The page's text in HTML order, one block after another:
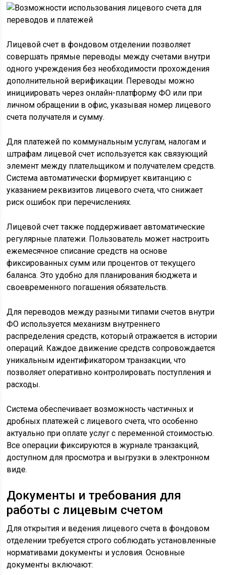
Лицевой счет в фондовом отделении позволяет
совершать прямые переводы между счетами внутри
одного учреждения без необходимости прохождения
дополнительной верификации. Переводы можно
инициировать через онлайн-платформу ФО или при
личном обращении в офис, указывая номер лицевого
счета получателя и сумму.
Для платежей по коммунальным услугам, налогам и
штрафам лицевой счет используется как связующий
элемент между плательщиком и получателем средств.
Система автоматически формирует квитанцию с
указанием реквизитов лицевого счета, что снижает
риск ошибок при перечислениях.
Лицевой счет также поддерживает автоматические
регулярные платежи. Пользователь может настроить
ежемесячное списание средств на основе
фиксированных сумм или процентов от текущего
баланса. Это удобно для планирования бюджета и
своевременного погашения обязательств.
Для переводов между разными типами счетов внутри
ФО используется механизм внутреннего
распределения средств, который отражается в истории
операций. Каждое движение средств сопровождается
уникальным идентификатором транзакции, что
позволяет оперативно контролировать поступления и
расходы.
Система обеспечивает возможность частичных и
дробных платежей с лицевого счета, что особенно
актуально при оплате услуг с переменной стоимостью.
Все операции фиксируются в журнале транзакций,
доступном для просмотра и выгрузки в электронном
виде.
Документы и требования для
работы с лицевым счетом
Для открытия и ведения лицевого счета в фондовом
отделении требуется строго соблюдать установленные
нормативами документы и условия. Основные
документы включают: